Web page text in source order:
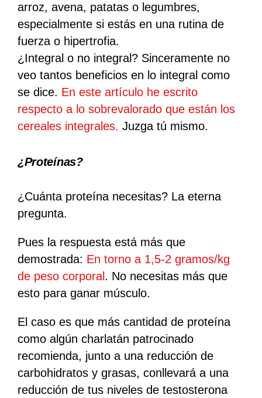
arroz, avena, patatas o legumbres,
especialmente si estás en una rutina de
fuerza o hipertrofia.
¿Integral o no integral? Sinceramente no
veo tantos beneficios en lo integral como
se dice. En este artículo he escrito
respecto a lo sobrevalorado que están los
cereales integrales. Juzga tú mismo.
¿Proteínas?
¿Cuánta proteína necesitas? La eterna
pregunta.
Pues la respuesta está más que
demostrada: En torno a 1,5-2 gramos/kg
de peso corporal . No necesitas más que
esto para ganar músculo.
El caso es que más cantidad de proteína
como algún charlatán patrocinado
recomienda, junto a una reducción de
carbohidratos y grasas, conllevará a una
reducción de tus niveles de testosterona